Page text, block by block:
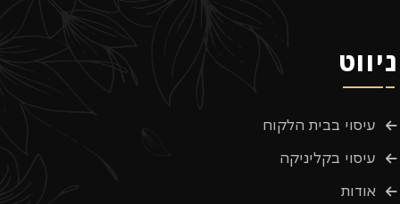
ניווט
עיסוי בבית הלקוח
עיסוי בקליניקה
אודות